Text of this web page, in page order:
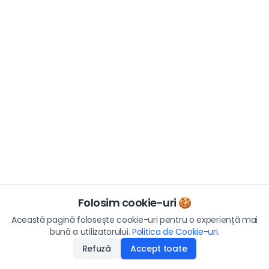
Folosim cookie-uri 🍪
Această pagină folosește cookie-uri pentru o experiență mai
bună a utilizatorului. Politica de Cookie-uri.
Refuză
Accept toate